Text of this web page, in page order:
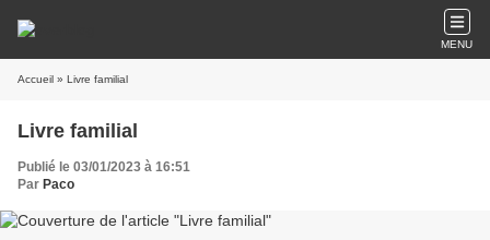
MENU
Accueil » Livre familial
Livre familial
Publié le 03/01/2023 à 16:51
Par Paco